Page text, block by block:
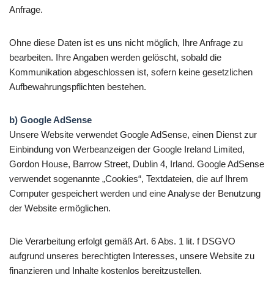
Anfrage.
Ohne diese Daten ist es uns nicht möglich, Ihre Anfrage zu
bearbeiten. Ihre Angaben werden gelöscht, sobald die
Kommunikation abgeschlossen ist, sofern keine gesetzlichen
Aufbewahrungspflichten bestehen.
b) Google AdSense
Unsere Website verwendet Google AdSense, einen Dienst zur
Einbindung von Werbeanzeigen der Google Ireland Limited,
Gordon House, Barrow Street, Dublin 4, Irland. Google AdSense
verwendet sogenannte „Cookies“, Textdateien, die auf Ihrem
Computer gespeichert werden und eine Analyse der Benutzung
der Website ermöglichen.
Die Verarbeitung erfolgt gemäß Art. 6 Abs. 1 lit. f DSGVO
aufgrund unseres berechtigten Interesses, unsere Website zu
finanzieren und Inhalte kostenlos bereitzustellen.